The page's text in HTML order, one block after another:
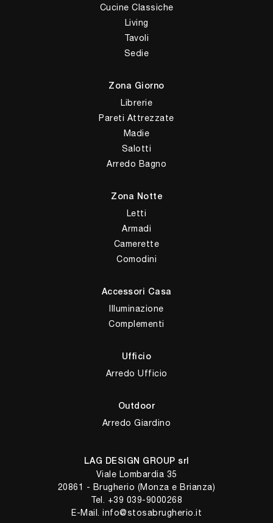
Cucine Classiche
Living
Tavoli
Sedie
Zona Giorno
Librerie
Pareti Attrezzate
Madie
Salotti
Arredo Bagno
Zona Notte
Letti
Armadi
Camerette
Comodini
Accessori Casa
Illuminazione
Complementi
Ufficio
Arredo Ufficio
Outdoor
Arredo Giardino
LAG DESIGN GROUP srl
Viale Lombardia 35
20861 - Brugherio (Monza e Brianza)
Tel. +39 039-9000268
E-Mail. info@stosabrugherio.it